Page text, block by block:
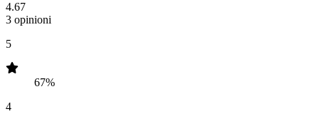
4.67
3 opinioni
5
67%
4